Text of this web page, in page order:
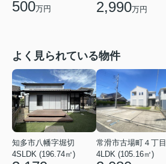
500万円 2,990万円
よく見られている物件
知多市八幡字堀切
4SLDK (196.74㎡)
常滑市古場町４丁目
4LDK (105.16㎡)